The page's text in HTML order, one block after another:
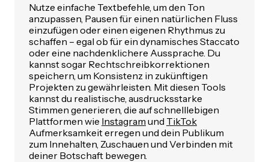
Nutze einfache Textbefehle, um den Ton
anzupassen, Pausen für einen natürlichen Fluss
einzufügen oder einen eigenen Rhythmus zu
schaffen – egal ob für ein dynamisches Staccato
oder eine nachdenklichere Aussprache. Du
kannst sogar Rechtschreibkorrektionen
speichern, um Konsistenz in zukünftigen
Projekten zu gewährleisten. Mit diesen Tools
kannst du realistische, ausdrucksstarke
Stimmen generieren, die auf schnelllebigen
Plattformen wie Instagram und TikTok
Aufmerksamkeit erregen und dein Publikum
zum Innehalten, Zuschauen und Verbinden mit
deiner Botschaft bewegen.